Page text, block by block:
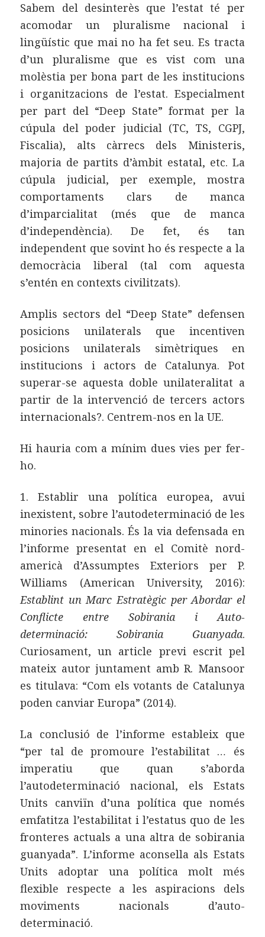
Sabem del desinterès que l’estat té per
acomodar un pluralisme nacional i
lingüístic que mai no ha fet seu. Es tracta
d’un pluralisme que es vist com una
molèstia per bona part de les institucions
i organitzacions de l’estat. Especialment
per part del “Deep State” format per la
cúpula del poder judicial (TC, TS, CGPJ,
Fiscalia), alts càrrecs dels Ministeris,
majoria de partits d’àmbit estatal, etc. La
cúpula judicial, per exemple, mostra
comportaments clars de manca
d’imparcialitat (més que de manca
d’independència). De fet, és tan
independent que sovint ho és respecte a la
democràcia liberal (tal com aquesta
s’entén en contexts civilitzats).
Amplis sectors del “Deep State” defensen
posicions unilaterals que incentiven
posicions unilaterals simètriques en
institucions i actors de Catalunya. Pot
superar-se aquesta doble unilateralitat a
partir de la intervenció de tercers actors
internacionals?. Centrem-nos en la UE.
Hi hauria com a mínim dues vies per fer-
ho.
1. Establir una política europea, avui
inexistent, sobre l’autodeterminació de les
minories nacionals. És la via defensada en
l’informe presentat en el Comitè nord-
americà d’Assumptes Exteriors per P.
Williams (American University, 2016):
Establint un Marc Estratègic per Abordar el
Conflicte entre Sobirania i Auto-
determinació: Sobirania Guanyada.
Curiosament, un article previ escrit pel
mateix autor juntament amb R. Mansoor
es titulava: “Com els votants de Catalunya
poden canviar Europa” (2014).
La conclusió de l’informe estableix que
“per tal de promoure l’estabilitat … és
imperatiu que quan s’aborda
l’autodeterminació nacional, els Estats
Units canviïn d’una política que només
emfatitza l’estabilitat i l’estatus quo de les
fronteres actuals a una altra de sobirania
guanyada”. L’informe aconsella als Estats
Units adoptar una política molt més
flexible respecte a les aspiracions dels
moviments nacionals d’auto-
determinació.